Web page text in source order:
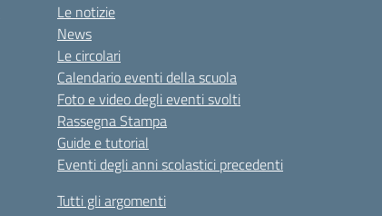
Le notizie
News
Le circolari
Calendario eventi della scuola
Foto e video degli eventi svolti
Rassegna Stampa
Guide e tutorial
Eventi degli anni scolastici precedenti
Tutti gli argomenti